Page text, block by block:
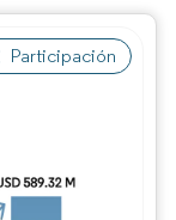
Participación